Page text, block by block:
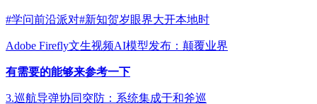
#学问前沿派对#新知贺岁眼界大开本地时
Adobe Firefly文生视频AI模型发布：颠覆业界
有需要的能够来参考一下
3.巡航导弹协同突防：系统集成于和斧巡